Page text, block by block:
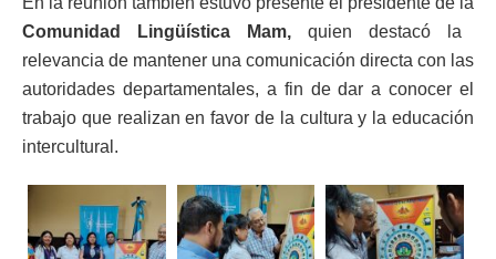
Comunidad Lingüística Mam, quien destacó la
relevancia de mantener una comunicación directa con las
autoridades departamentales, a fin de dar a conocer el
trabajo que realizan en favor de la cultura y la educación
intercultural.